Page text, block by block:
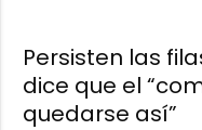
Persisten las
dice que el
quedarse así”